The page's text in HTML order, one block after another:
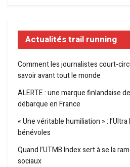
Actualités trail running
Comment les journalistes court-
savoir avant tout le monde
ALERTE : une marque finlandaise
débarque en France
« Une véritable humiliation » :
bénévoles
Quand l’UTMB Index sert à se la
sociaux